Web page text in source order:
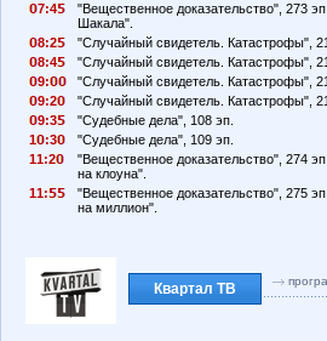
7:4
"Вещественное доказательство", 273
Шакала".
8:2
"Случайный свидетель. Катастрофы",
8:4
"Случайный свидетель. Катастрофы",
9:
"Случайный свидетель. Катастрофы",
9:2
"Случайный свидетель. Катастрофы",
9:3
"Судебные дела", 108 эп.
1
:3
"Судебные дела", 109 эп.
11:2
"Вещественное доказательство", 274
на клоуна".
11:
"Вещественное доказательство", 275
на миллион".
Квартал ТВ